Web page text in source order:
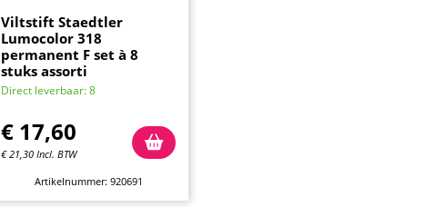
Viltstift Staedtler
Lumocolor 318
permanent F set à 8
stuks assorti
Direct leverbaar: 8
€ 17,60
€21,30 Incl. BTW
Artikelnummer: 920691